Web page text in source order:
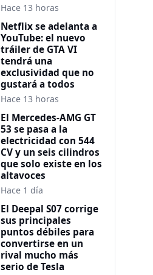
Hace 13 horas
Netflix se adelanta a
YouTube: el nuevo
tráiler de GTA VI
tendrá una
exclusividad que no
gustará a todos
Hace 13 horas
El Mercedes-AMG GT
53 se pasa a la
electricidad con 544
CV y un seis cilindros
que solo existe en los
altavoces
Hace 1 día
El Deepal S07 corrige
sus principales
puntos débiles para
convertirse en un
rival mucho más
serio de Tesla